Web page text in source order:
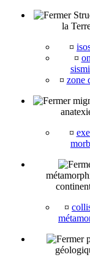
la
¤
¤
¤ zone
¤
¤